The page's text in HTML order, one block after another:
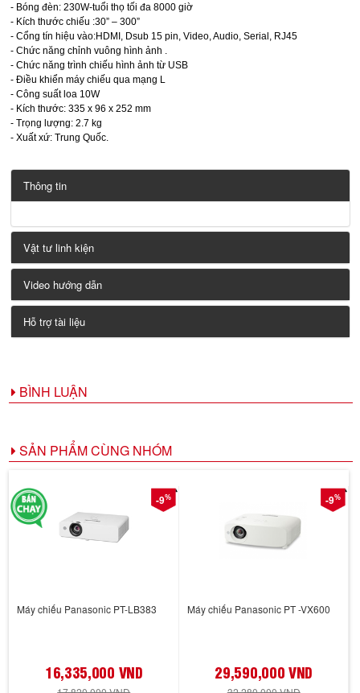
- Bóng đèn: 230W-tuổi thọ tối đa 8000 giờ
- Kích thước chiếu :30” – 300”
- Cổng tín hiệu vào:HDMI, Dsub 15 pin, Video, Audio, Serial, RJ45
- Chức năng chỉnh vuông hình ảnh .
- Chức năng trình chiếu hình ảnh từ USB
- Điều khiển máy chiếu qua mạng L
- Công suất loa 10W
- Kích thước: 335 x 96 x 252 mm
- Trọng lượng: 2.7 kg
- Xuất xứ: Trung Quốc.
Thông tin
Vật tư linh kiện
Video hướng dẫn
Hỗ trợ tài liệu
BÌNH LUẬN
SẢN PHẨM CÙNG NHÓM
-9%
Máy chiếu Panasonic PT-LB383
16,335,000 VND
-9%
Máy chiếu Panasonic PT -VX600
29,590,000 VND